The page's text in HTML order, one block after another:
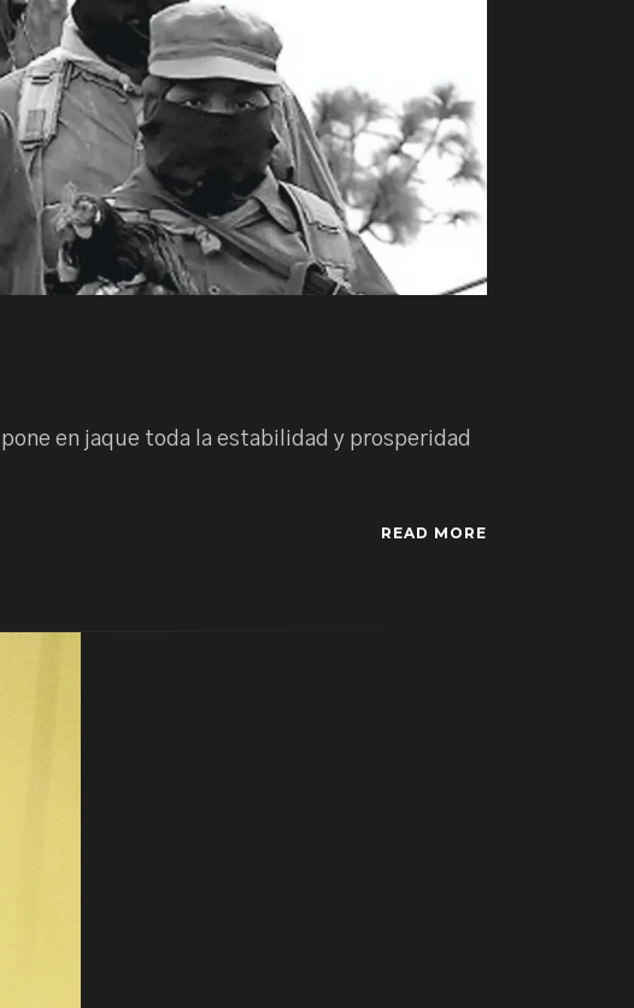
en jaque toda la estabilidad y prosperidad
READ MORE